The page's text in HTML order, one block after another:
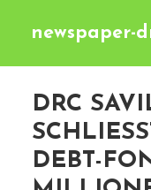
newspaper-
DRC
EBT-